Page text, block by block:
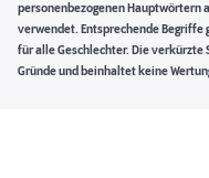
personenbezogenen Hauptwörtern
verwendet. Entsprechende Begriffe
für alle Geschlechter. Die
Gründe und beinhaltet keine